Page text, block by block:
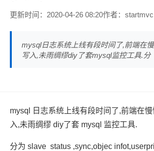
更新时间：2020-04-26 08:20作者：startmvc
mysql日志系统上线有段时间了,前端在
写入,未雨绸缪diy了套mysql监控工具.分
mysql 日志系统上线有段时间了,前端在
入,未雨绸缪 diy了套 mysql 监控工具.
分为 slave status ,sync,objec